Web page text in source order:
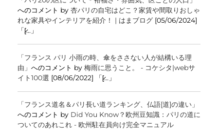
へのコメント by 杏パリの自宅はどこ？家賃や間取りおしゃ
れな家具やインテリアを紹介！ | はまブログ[05/06/2024]
「[̷...」
「フランス パリ 小雨の時、傘をささない人が結構いる理
由」 へのコメント by 梅雨に思うこと。 - コケシタ|webサ
イト100選 [08/06/2022] 「[̷...」
「フランス道名＆パリ長い道ランキング、仏語[道]の違い」
へのコメント by Did You Know？欧州豆知識：パリの道に
ついてのあれこれ - 欧州駐在員向け完全マニュアル